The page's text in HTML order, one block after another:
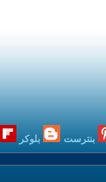
بنترست بلوكر